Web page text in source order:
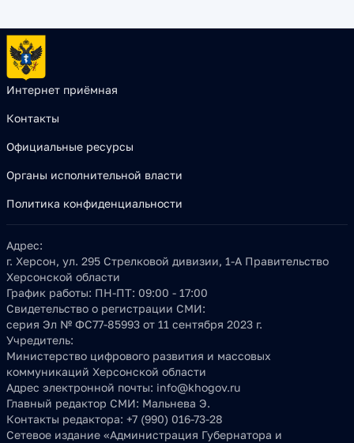
Интернет приёмная
Контакты
Официальные ресурсы
Органы исполнительной власти
Политика конфиденциальности
Адрес:
г. Херсон, ул. 295 Стрелковой дивизии, 1-А Правительство
Херсонской области
График работы: ПН-ПТ: 09:00 - 17:00
Свидетельство о регистрации СМИ:
серия Эл № ФС77-85993 от 11 сентября 2023 г.
Учредитель:
Министерство цифрового развития и массовых
коммуникаций Херсонской области
Адрес электронной почты: info@khogov.ru
Главный редактор СМИ: Мальнева Э.
Контакты редактора: +7 (990) 016-73-28
Сетевое издание «Администрация Губернатора и